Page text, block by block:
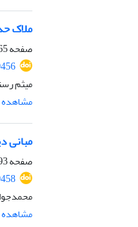
ملاک
صفحه92
میثم
مشاهده
مبانی
صفحه
مشاهده